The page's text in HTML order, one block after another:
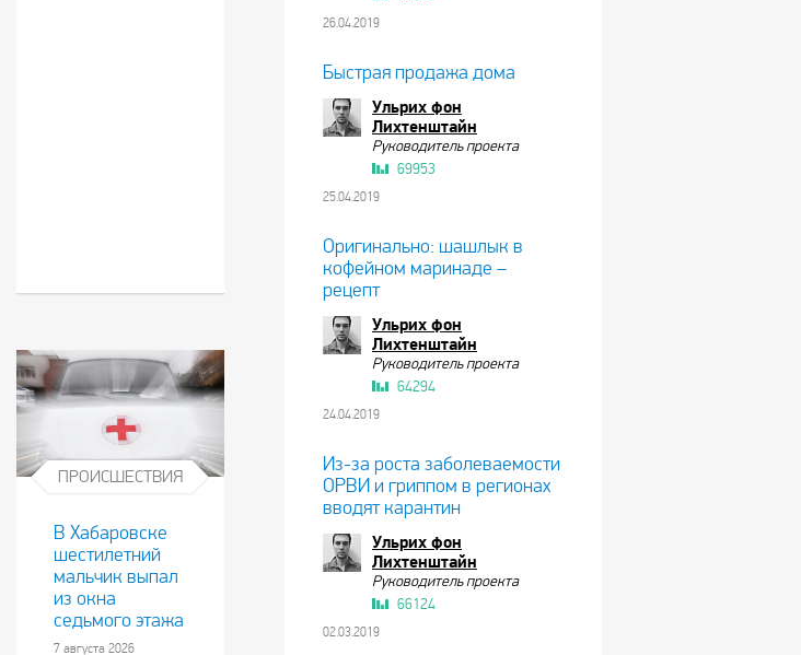
26.04.2019
Быстрая продажа дома
Ульрих фон
Лихтенштайн
Руководитель проекта
69953
25.04.2019
Оригинально: шашлык в
кофейном маринаде –
рецепт
Ульрих фон
Лихтенштайн
Руководитель проекта
64294
24.04.2019
Из-за роста заболеваемости
ОРВИ и гриппом в регионах
вводят карантин
Ульрих фон
Лихтенштайн
Руководитель проекта
66124
02.03.2019
ПРОИСШЕСТВИЯ
В Хабаровске
шестилетний
мальчик выпал
из окна
седьмого этажа
7 августа 2026